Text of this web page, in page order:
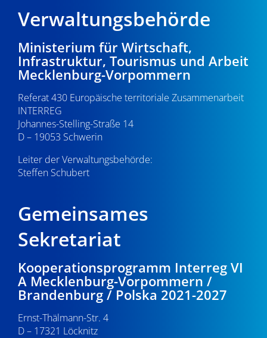
A
s
i
a
v
i
t
i
o
u
n
g
e
n
Verwaltungsbehörde
Ministerium für Wirtschaft,
Infrastruktur, Tourismus und Arbeit
Mecklenburg-Vorpommern
Referat 430 Europäische territoriale Zusammenarbeit
INTERREG
Johannes-Stelling-Straße 14
D – 19053 Schwerin
Leiter der Verwaltungsbehörde:
Steffen Schubert
Gemeinsames
Sekretariat
Kooperationsprogramm Interreg VI
A Mecklenburg-Vorpommern /
Brandenburg / Polska 2021-2027
Ernst-Thälmann-Str. 4
D – 17321 Löcknitz